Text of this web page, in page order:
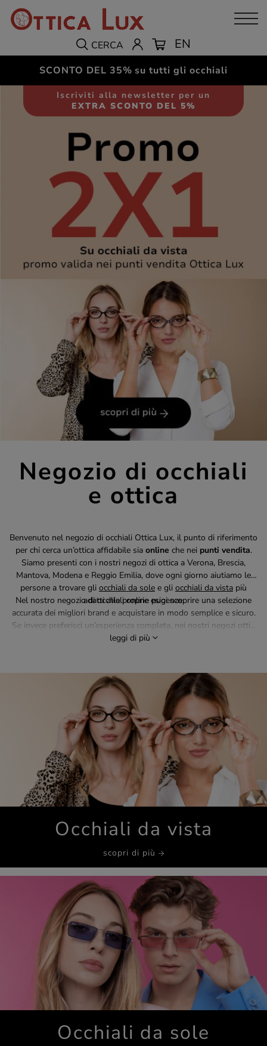
CERCA EN
SCONTO DEL 35% su tutti gli occhiali
Iscriviti alla newsletter per un
EXTRA SCONTO DEL 5%
Negozio di occhiali
e ottica
Benvenuto nel negozio di occhiali Ottica Lux, il punto di riferimento
per chi cerca un’ottica affidabile sia online che nei punti vendita.
Siamo presenti con i nostri negozi di ottica a Verona, Brescia,
Mantova, Modena e Reggio Emilia, dove ogni giorno aiutiamo le
persone a trovare gli occhiali da sole e gli occhiali da vista più
adatti alle proprie esigenze.
Nel nostro negozio di occhiali online puoi scoprire una selezione
accurata dei migliori brand e acquistare in modo semplice e sicuro.
Se invece preferisci un’esperienza completa, nei nostri negozi ottici
trovi consulenza professionale, tecnologie avanzate per la vista e
leggi di più
Occhiali da vista
scopri di più
Occhiali da sole